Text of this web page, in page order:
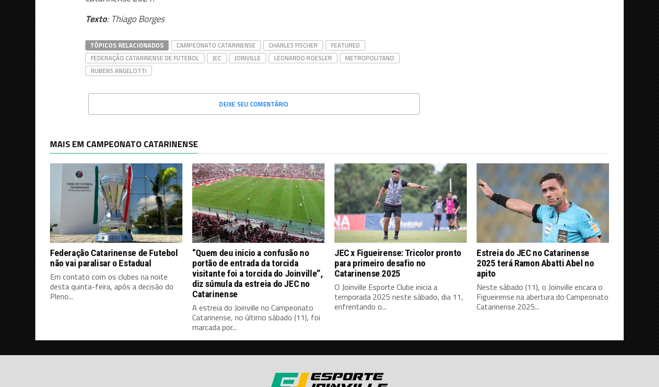
Texto: Thiago Borges
TÓPICOS RELACIONADOS CAMPEONATO CATARINENSE CHARLES FISCHER
FEATURED
FEDERAÇÃO CATARINENSE DE FUTEBOL
JEC JOINVILLE LEONARDO ROESLER
METROPOLITANO
RUBENS ANGELOTTI
DEIXE SEU COMENTÁRIO
MAIS EM CAMPEONATO CATARINENSE
Federação Catarinense de Futebol
não vai paralisar o Estadual
Em contato com os clubes na noite
desta quinta-feira, após a decisão do
Pleno...
“Quem deu inicio a confusão no
portão de entrada da torcida
visitante foi a torcida do Joinville”,
diz súmula da estreia do JEC no
Catarinense
A estreia do Joinville no Campeonato
Catarinense, no último sábado (11), foi
marcada por...
JEC x Figueirense: Tricolor pronto
para primeiro desafio no
Catarinense 2025
O Joinville Esporte Clube inicia a
temporada 2025 neste sábado, dia 11,
enfrentando o...
Estreia do JEC no Catarinense
2025 terá Ramon Abatti Abel no
apito
Neste sábado (11), o Joinville encara o
Figueirense na abertura do Campeonato
Catarinense 2025...